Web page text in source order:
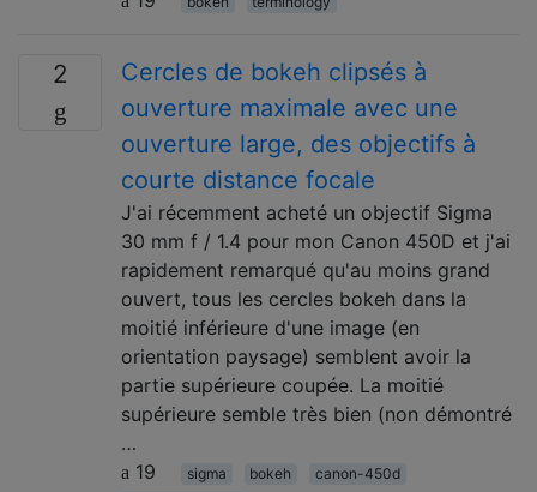
2
Cercles de bokeh clipsés à
ouverture maximale avec une
ouverture large, des objectifs à
courte distance focale
J'ai récemment acheté un objectif Sigma
30 mm f / 1.4 pour mon Canon 450D et j'ai
rapidement remarqué qu'au moins grand
ouvert, tous les cercles bokeh dans la
moitié inférieure d'une image (en
orientation paysage) semblent avoir la
partie supérieure coupée. La moitié
supérieure semble très bien (non démontré
…
19
sigma bokeh
canon-450d